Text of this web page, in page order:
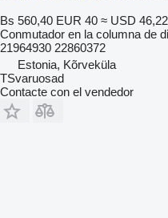
Bs 560,40 EUR 40 ≈ USD 46,22
Conmutador en la columna de
21964930 22860372
Estonia, Kõrveküla
TSvaruosad
Contacte con el vendedor